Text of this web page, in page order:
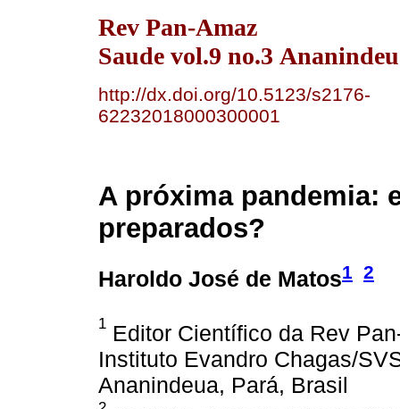
Rev Pan-Amaz
Saude vol.9 no.3
http://dx.doi.org/10.5123/s2176-
62232018000300001
A próxima pandemia:
preparados?
Haroldo José de Matos1 2
1 Editor Científico da Rev
Instituto Evandro Chagas/
Ananindeua, Pará, Brasil